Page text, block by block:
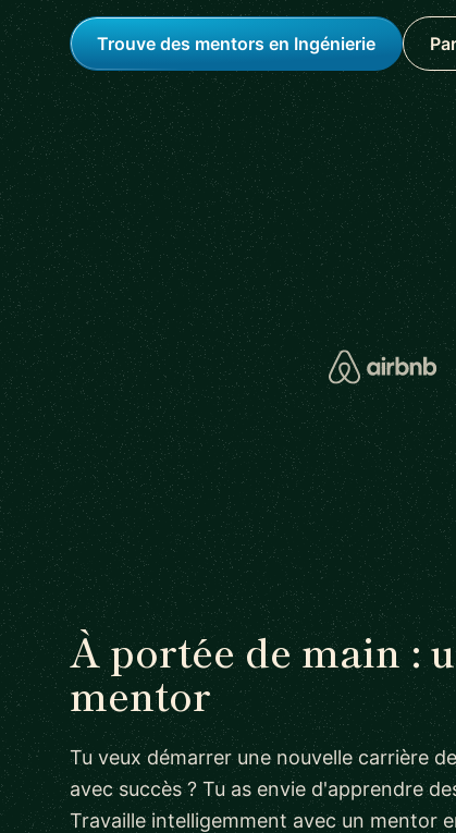
Trouve des mentors en Ingénierie
À portée de main :
mentor
Tu veux démarrer une nouvelle carrière
avec succès ? Tu as envie d'apprendre
Travaille intelligemment avec un mentor